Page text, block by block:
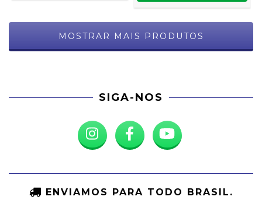
MOSTRAR MAIS PRODUTOS
SIGA-NOS
ENVIAMOS PARA TODO BRASIL.